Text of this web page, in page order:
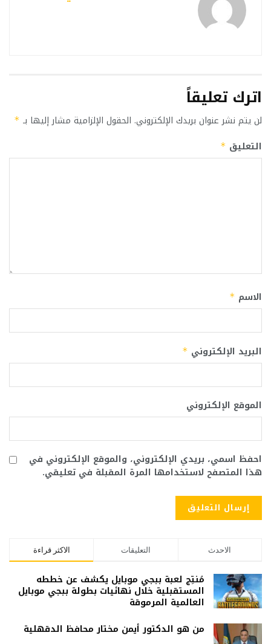
اترك تعليقاً
لن يتم نشر عنوان بريدك الإلكتروني. الحقول الإلزامية مشار إليها بـ *
التعليق *
الاسم *
البريد الإلكتروني *
الموقع الإلكتروني
احفظ اسمي، بريدي الإلكتروني، والموقع الإلكتروني في
هذا المتصفح لاستخدامها المرة المقبلة في تعليقي.
الاكثر قراءة التعليقات الاحدث
مُنتِج لعبة ببجي موبايل يكشف عن خططه
المستقبلية خلال نهائيات بطولة ببجي موبايل
العالمية المرموقة
من هو الدكتور أيمن مختار محافظ الدقهلية